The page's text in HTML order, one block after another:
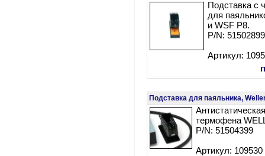
Подставка с
для
и WSF P8.
P/N: 51502899
Артикул:
Подставка для паяльника,
термофена
P/N: 51504399
Артикул: 109530